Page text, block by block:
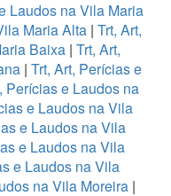
Laudos na Vila Maria
Maria Alta | Trt, Art,
Baixa| Trt, Art,
| Trt, Art, Perícias e
Perícias e Laudos na
e Laudos na Vila
e Laudos na Vila
e Laudos na Vila
e Laudos na Vila
na Vila Moreira|